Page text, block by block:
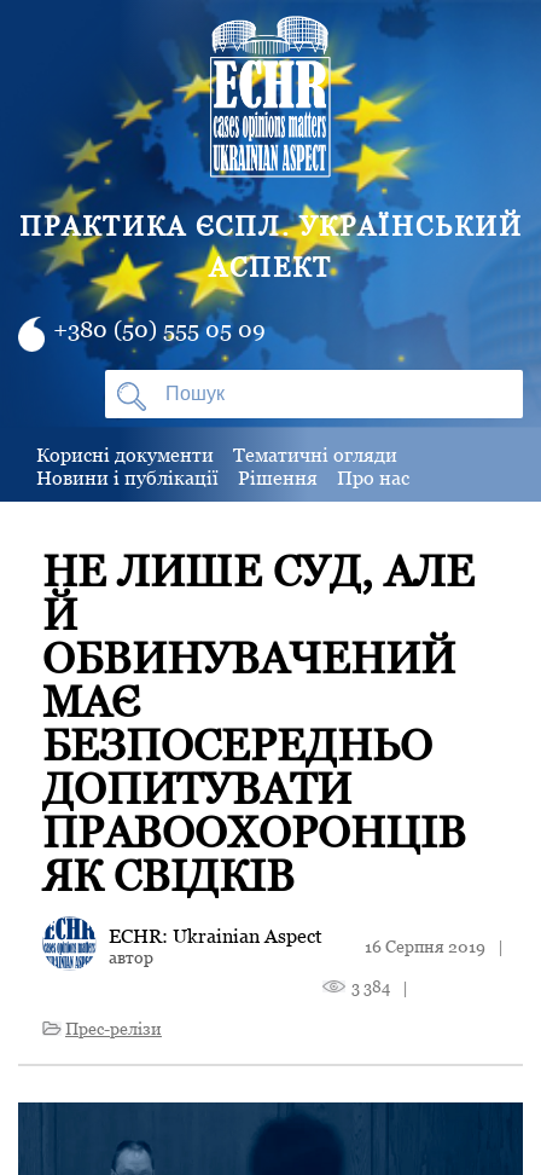
ПРАКТИКА ЄСПЛ. УКРАЇНСЬКИЙ
АСПЕКТ
+380 (50) 555 05 09
Корисні документи
Тематичні огляди
Новини і публікації
Рішення Про нас
НЕ ЛИШЕ СУД, АЛЕ
Й
ОБВИНУВАЧЕНИЙ
МАЄ
БЕЗПОСЕРЕДНЬО
ДОПИТУВАТИ
ПРАВООХОРОНЦІВ
ЯК СВІДКІВ
ECHR: Ukrainian Aspect
автор
16 Серпня 2019 |
3 384
|
Прес-релізи